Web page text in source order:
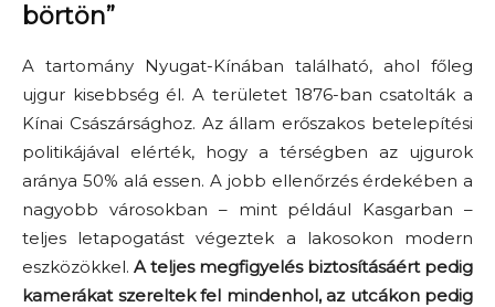
börtön”
A tartomány Nyugat-Kínában található, ahol főleg
ujgur kisebbség él. A területet 1876-ban csatolták a
Kínai Császársághoz. Az állam erőszakos betelepítési
politikájával elérték, hogy a térségben az ujgurok
aránya 50% alá essen. A jobb ellenőrzés érdekében a
nagyobb városokban – mint például Kasgarban –
teljes letapogatást végeztek a lakosokon modern
eszközökkel. A teljes megfigyelés biztosításáért pedig
kamerákat szereltek fel mindenhol, az utcákon pedig